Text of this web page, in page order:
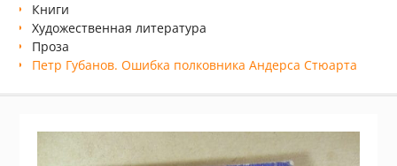
Книги
Xудожественная литература
Проза
Петр Губанов. Ошибка полковника Андерса Стюарта